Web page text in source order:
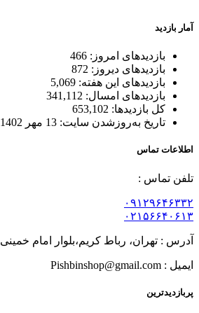
آمار بازدید
بازدیدهای امروز: 466
بازدیدهای دیروز: 872
بازدیدهای این هفته: 5,069
بازدیدهای امسال: 341,112
کل بازدیدها: 653,102
تاریخ به‌روزشدن سایت: 13 مهر 1402
اطلاعات تماس
تلفن تماس :
۰۹۱۲۹۶۴۶۳۳۲
۰۲۱۵۶۶۴۰۶۱۳
آدرس : تهران، رباط کریم،بلوار امام خمینی
ایمیل : Pishbinshop@gmail.com
پربازدیدترین